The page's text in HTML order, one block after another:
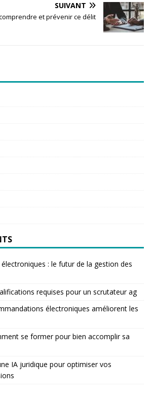
SUIVANT
et prévenir ce délit
: le futur de la gestion des
requises pour un scrutateur ag
électroniques améliorent les
se former pour bien accomplir sa
IA juridique pour optimiser vos